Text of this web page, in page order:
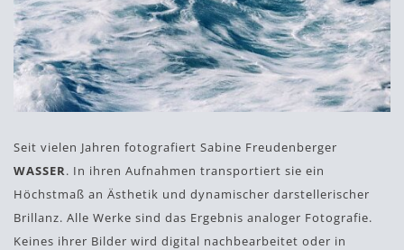
Seit vielen Jahren fotografiert Sabine Freudenberger
WASSER. In ihren Aufnahmen transportiert sie ein
Höchstmaß an Ästhetik und dynamischer darstellerischer
Brillanz. Alle Werke sind das Ergebnis analoger Fotografie.
Keines ihrer Bilder wird digital nachbearbeitet oder in